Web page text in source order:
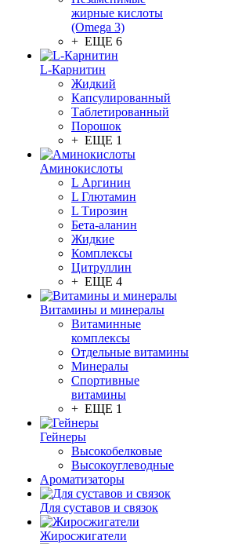
жирные кислоты
(Omega 3)
+ ЕЩЕ 6
L-Карнитин
Жидкий
Капсулированный
Таблетированный
Порошок
+ ЕЩЕ 1
Аминокислоты
L Аргинин
L Глютамин
L Тирозин
Бета-аланин
Жидкие
Комплексы
Цитруллин
+ ЕЩЕ 4
Витамины и минералы
Витаминные
комплексы
Отдельные витамины
Минералы
Спортивные
витамины
+ ЕЩЕ 1
Гейнеры
Высокобелковые
Высокоуглеводные
Ароматизаторы
Для суставов и связок
Жиросжигатели